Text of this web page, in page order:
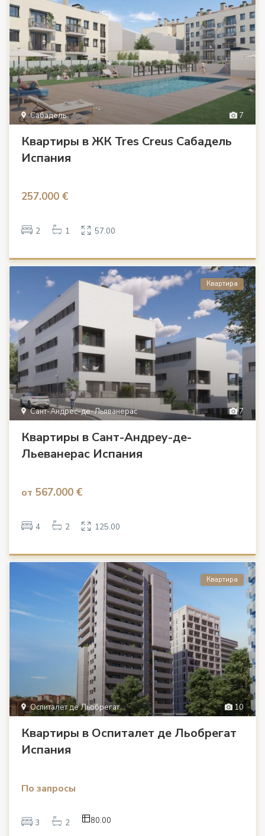
7
Сабадель
Квартиры в ЖК Tres Creus Сабадель
Испания
257.000 €
2 1 57.00
7
Сант-Андрес-де-Льяванерас
Квартира
Квартиры в Сант-Андреу-де-
Льеванерас Испания
от 567.000 €
4 2 125.00
10
Оспиталет де Льобрегат
Квартира
Квартиры в Оспиталет де Льобрегат
Испания
По запросы
3 2 80.00